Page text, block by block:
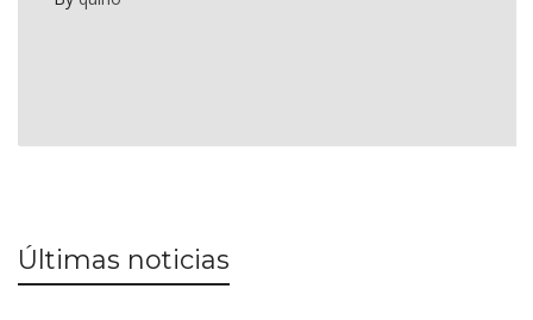
Últimas noticias